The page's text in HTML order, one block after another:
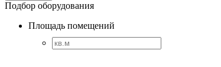
Подбор оборудования
Площадь помещений